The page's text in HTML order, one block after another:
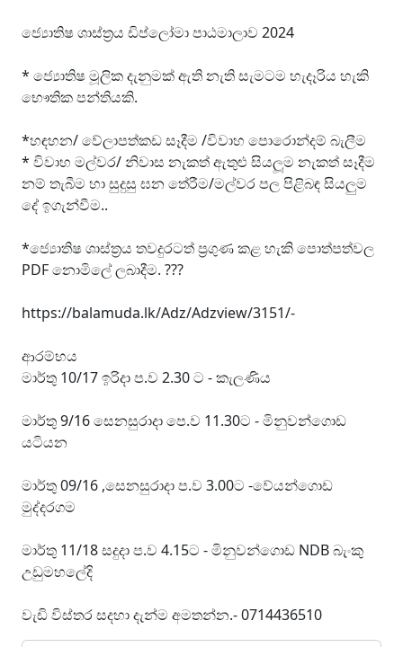
ජ්‍යොතිෂ ශාස්ත්‍රය ඩිප්ලෝමා පාඨමාලාව 2024
* ජ්‍යොතිෂ මූලික දැනුමක් ඇති නැති සැමටම හැදෑරිය හැකි
භෞතික පන්තියකි.
*හඳහන/ වේලාපත්කඩ සෑදීම /විවාහ පොරොන්දම් බැලීම
* විවාහ මල්වර/ නිවාස නැකත් ඇතුළු සියලූම නැකත් සෑදීම
නම් තැබීම හා සුදුසු ඝන තේරීම/මල්වර පල පිළිබඳ සියලුම
දේ ඉගැන්වීම..
*ජ්‍යොතිෂ ශාස්ත්‍රය තවදුරටත් ප්‍රගුණ කළ හැකි පොත්පත්වල
PDF නොමිලේ ලබාදීම. ???
https://balamuda.lk/Adz/Adzview/3151/-
ආරම්භය
මාර්තු 10/17 ඉරිදා ප.ව 2.30 ට - කැලණිය
මාර්තු 9/16 සෙනසුරාදා පෙ.ව 11.30ට - මිනුවන්ගොඩ
යටියන
මාර්තු 09/16 ,සෙනසුරාදා ප.ව 3.00ට -වේයන්ගොඩ
මුද්දරගම
මාර්තු 11/18 සදුදා ප.ව 4.15ට - මිනුවන්ගොඩ NDB බැංකු
උඩුමහලේදි
වැඩි විස්තර සදහා දැන්ම අමතන්න.- 0714436510